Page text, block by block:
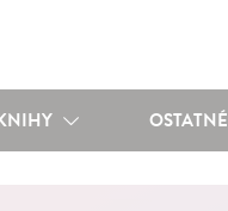
OSTATNÉ